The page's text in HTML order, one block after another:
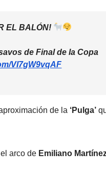
EL BALÓN!
de Final de la Copa
VI7gW9vqAF
de la ‘Pulga’
arco de Emiliano